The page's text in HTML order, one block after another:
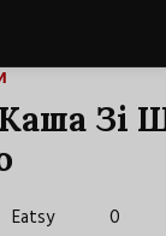
Зі
Eatsy 0